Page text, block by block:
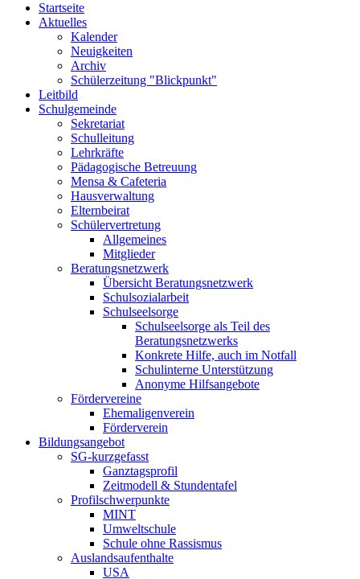
Startseite
Aktuelles
Kalender
Neuigkeiten
Archiv
Schülerzeitung "Blickpunkt"
Leitbild
Schulgemeinde
Sekretariat
Schulleitung
Lehrkräfte
Pädagogische Betreuung
Mensa & Cafeteria
Hausverwaltung
Elternbeirat
Schülervertretung
Allgemeines
Mitglieder
Beratungsnetzwerk
Übersicht Beratungsnetzwerk
Schulsozialarbeit
Schulseelsorge
Schulseelsorge als Teil des
Beratungsnetzwerks
Konkrete Hilfe, auch im Notfall
Schulinterne Unterstützung
Anonyme Hilfsangebote
Fördervereine
Ehemaligenverein
Förderverein
Bildungsangebot
SG-kurzgefasst
Ganztagsprofil
Zeitmodell & Stundentafel
Profilschwerpunkte
MINT
Umweltschule
Schule ohne Rassismus
Auslandsaufenthalte
USA